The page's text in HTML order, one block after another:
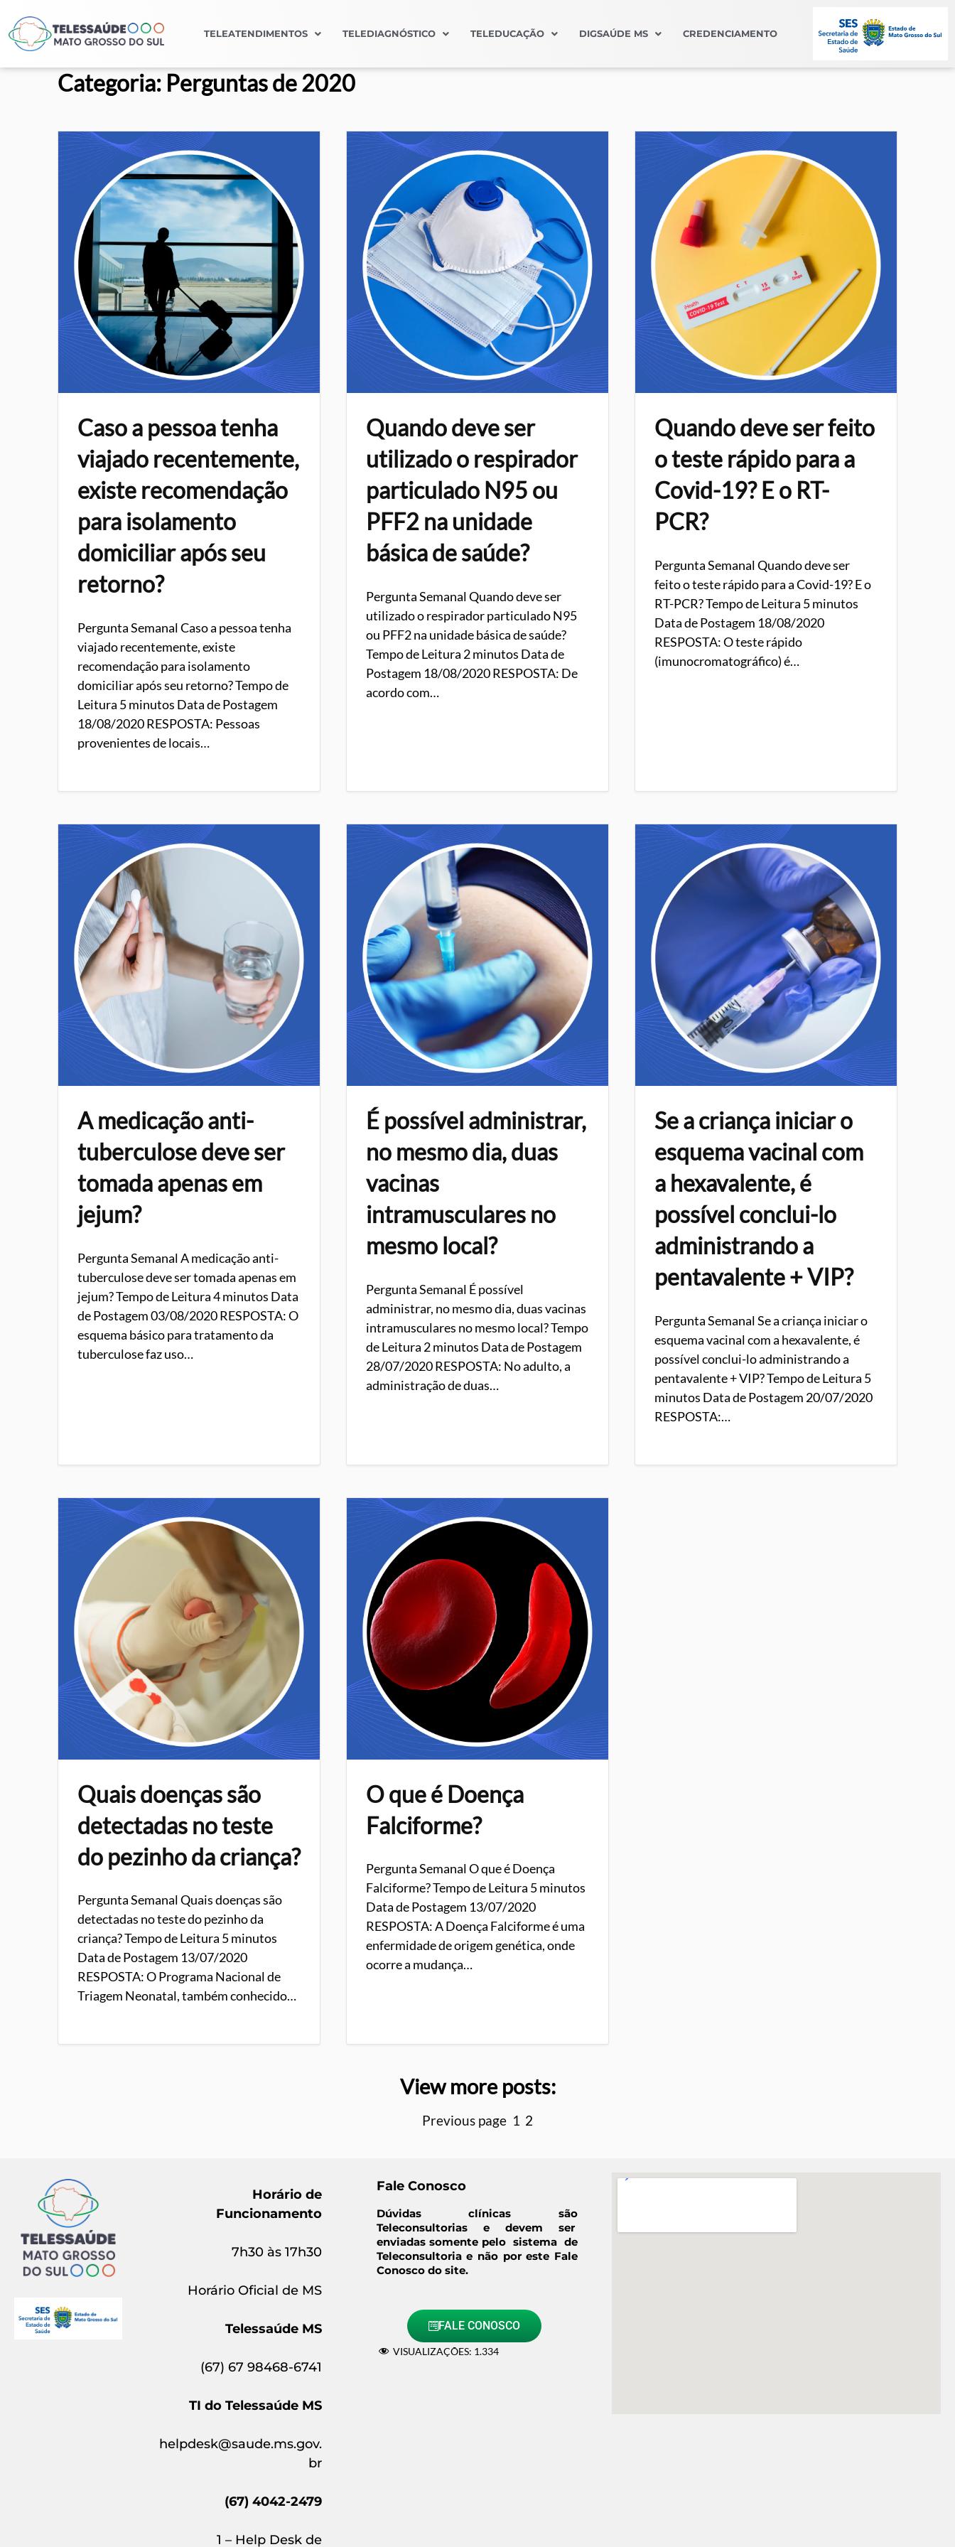
TELEATENDIMENTOS TELEDIAGNÓSTICO TELEDUCAÇÃO DIGSAÚDE MS CREDENCIAMENTO
Categoria: Perguntas de 2020
Caso a pessoa tenha
viajado recentemente,
existe recomendação
para isolamento
domiciliar após seu
retorno?
Pergunta Semanal Caso a pessoa tenha
viajado recentemente, existe
recomendação para isolamento
domiciliar após seu retorno? Tempo de
Leitura 5 minutos Data de Postagem
18/08/2020 RESPOSTA: Pessoas
provenientes de locais…
Quando deve ser
utilizado o respirador
particulado N95 ou
PFF2 na unidade
básica de saúde?
Pergunta Semanal Quando deve ser
utilizado o respirador particulado N95
ou PFF2 na unidade básica de saúde?
Tempo de Leitura 2 minutos Data de
Postagem 18/08/2020 RESPOSTA: De
acordo com…
Quando deve ser feito
o teste rápido para a
Covid-19? E o RT-
PCR?
Pergunta Semanal Quando deve ser
feito o teste rápido para a Covid-19? E o
RT-PCR? Tempo de Leitura 5 minutos
Data de Postagem 18/08/2020
RESPOSTA: O teste rápido
(imunocromatográfico) é…
A medicação anti-
tuberculose deve ser
tomada apenas em
jejum?
Pergunta Semanal A medicação anti-
tuberculose deve ser tomada apenas em
jejum? Tempo de Leitura 4 minutos Data
de Postagem 03/08/2020 RESPOSTA: O
esquema básico para tratamento da
tuberculose faz uso…
É possível administrar,
no mesmo dia, duas
vacinas
intramusculares no
mesmo local?
Pergunta Semanal É possível
administrar, no mesmo dia, duas vacinas
intramusculares no mesmo local? Tempo
de Leitura 2 minutos Data de Postagem
28/07/2020 RESPOSTA: No adulto, a
administração de duas…
Se a criança iniciar o
esquema vacinal com
a hexavalente, é
possível conclui-lo
administrando a
pentavalente + VIP?
Pergunta Semanal Se a criança iniciar o
esquema vacinal com a hexavalente, é
possível conclui-lo administrando a
pentavalente + VIP? Tempo de Leitura 5
minutos Data de Postagem 20/07/2020
RESPOSTA:…
Quais doenças são
detectadas no teste
do pezinho da criança?
Pergunta Semanal Quais doenças são
detectadas no teste do pezinho da
criança? Tempo de Leitura 5 minutos
Data de Postagem 13/07/2020
RESPOSTA: O Programa Nacional de
Triagem Neonatal, também conhecido…
O que é Doença
Falciforme?
Pergunta Semanal O que é Doença
Falciforme? Tempo de Leitura 5 minutos
Data de Postagem 13/07/2020
RESPOSTA: A Doença Falciforme é uma
enfermidade de origem genética, onde
ocorre a mudança…
View more posts:
Previous page 1 2
Horário de
Funcionamento
7h30 às 17h30
Horário Oficial de MS
Telessaúde MS
(67) 67 98468-6741
TI do Telessaúde MS
helpdesk@saude.ms.gov.
br
(67) 4042-2479
1 – Help Desk de
Fale Conosco
Dúvidas clínicas são
Teleconsultorias e devem ser
enviadas somente pelo sistema de
Teleconsultoria e não por este Fale
Conosco do site.
FALE CONOSCO
VISUALIZAÇÕES: 1.334